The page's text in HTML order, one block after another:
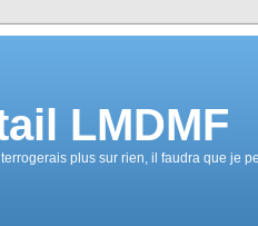
LMDMF
plus sur rien, il faudra que je